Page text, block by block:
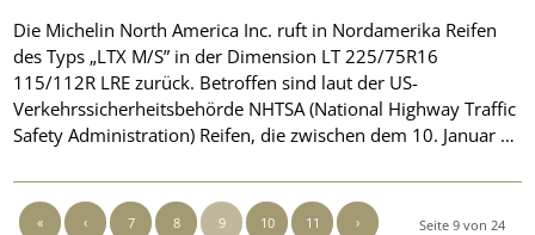
Die Michelin North America Inc. ruft in Nordamerika Reifen
des Typs „LTX M/S” in der Dimension LT 225/75R16
115/112R LRE zurück. Betroffen sind laut der US-
Verkehrssicherheitsbehörde NHTSA (National Highway Traffic
Safety Administration) Reifen, die zwischen dem 10. Januar …
Seite 9 von 24
« ‹ 7 8 9 10 11 ›